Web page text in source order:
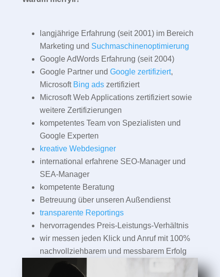
langjährige Erfahrung (seit 2001) im Bereich
Marketing und Suchmaschinenoptimierung
Google AdWords Erfahrung (seit 2004)
Google Partner und Google zertifiziert,
Microsoft Bing adszertifiziert
Microsoft Web Applications zertifiziert sowie
weitere Zertifizierungen
kompetentes Team von Spezialisten und
Google Experten
kreative Webdesigner
international erfahrene SEO-Manager und
SEA-Manager
kompetente Beratung
Betreuung über unseren Außendienst
transparente Reportings
hervorragendes Preis-Leistungs-Verhältnis
wir messen jeden Klick und Anruf mit 100%
nachvollziehbarem und messbarem Erfolg